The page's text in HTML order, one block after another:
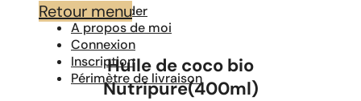
Commander
A propos de moi
Connexion
Inscription
Périmètre de livraison
Retour menu
Huile de coco bio
Nutripure(400ml)